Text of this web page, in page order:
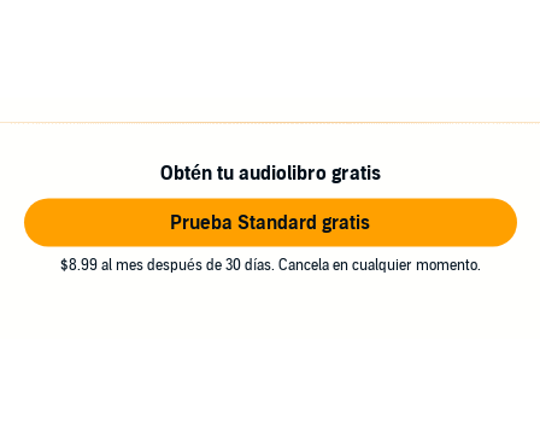
Obtén tu audiolibro gratis
Prueba Standard gratis
$8.99 al mes después de 30 días. Cancela en cualquier momento.